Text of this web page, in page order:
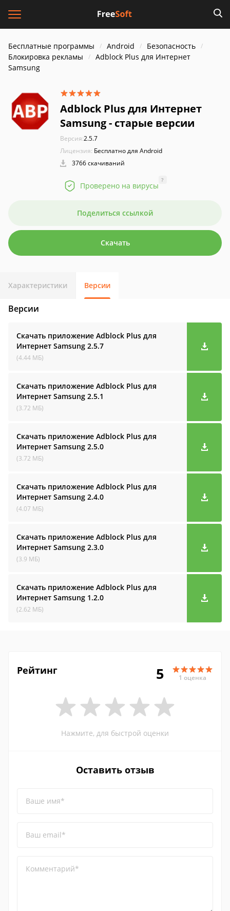
Бесплатные программы Android
Безопасность
Блокировка рекламы
Adblock Plus для Интернет
Samsung
Adblock Plus для Интернет
Samsung - старые версии
Версия:2.5.7
Лицензия: Бесплатно для Android
3766 скачиваний
Проверено на вирусы
?
Поделиться ссылкой
Скачать
Характеристики Версии
Версии
Скачать приложение Adblock Plus для
Интернет Samsung 2.5.7
(4.44 МБ)
Скачать приложение Adblock Plus для
Интернет Samsung 2.5.1
(3.72 МБ)
Скачать приложение Adblock Plus для
Интернет Samsung 2.5.0
(3.72 МБ)
Скачать приложение Adblock Plus для
Интернет Samsung 2.4.0
(4.07 МБ)
Скачать приложение Adblock Plus для
Интернет Samsung 2.3.0
(3.9 МБ)
Скачать приложение Adblock Plus для
Интернет Samsung 1.2.0
(2.62 МБ)
Рейтинг 5 1 оценка
Нажмите, для быстрой оценки
Оставить отзыв
Ваше имя*
Ваш email*
Комментарий*